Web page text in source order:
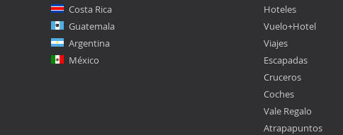
Costa Rica
Guatemala
Argentina
México
Hoteles
Vuelo+Hotel
Viajes
Escapadas
Cruceros
Coches
Vale Regalo
Atrapapuntos